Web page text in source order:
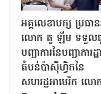
អគ្គលេខាបក្ស ប្រធាន
លោក តូ ឡឹម ទទួល
បញ្ជាការនៃបញ្ជាការដ្
តំបន់ប៉ាស៊ីហ្វិកនៃ
សហរដ្ឋអាមេរិក លោ